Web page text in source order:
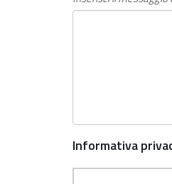
Informativa